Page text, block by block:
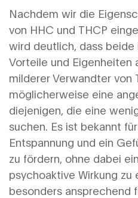
Nachdem wir die
von HHC und THCP
wird deutlich, dass beide
Vorteile und Eigenheiten
milderer Verwandter von
möglicherweise eine
diejenigen, die eine
suchen. Es ist bekannt
Entspannung und ein
zu fördern, ohne dabei
psychoaktive Wirkung
besonders ansprechend